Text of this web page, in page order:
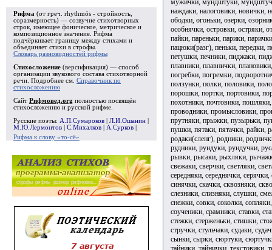
Рифма (от греч. rhythmós - стройность,
соразмерность) — созвучие стихотворных
строк, имеющее фоническое, метрическое и
композиционное значение. Рифма
подчёркивает границу между стихами и
объединяет стихи в строфы
Словарь разновидностей рифмы
Стихосложение (версификация) — способ
организации звукового состава стихотворной
речи. Подробнее см. Справочник по
стихосложению
Сайт Рифмовед.org полностью посвящён
стихосложению и русской рифме.
Русские поэты: А.П.Сумароков Л.И.Ошанин
М.Ю.Лермонтов
С.Михалков А.Сурков
Рифма к слову «то-сё»
наждаки, налоговики, новички,
ободки, огоньки, озерки,
особнячки, островки, остряки,
пайки, пареньки, парики,
пацюки(разг), пеньки, передки,
петушки, печники, пиджаки,
плавники, плавнички,
погребки, погремки,
ползунки, полки, половики,
порошки, портки, портовики,
похотники, почтовики,
проводники, промысловики,
прутняки, прыжки, пузырьки,
пушки, пятаки, пятачки, райки,
родаки(сленг), родники,
рудники, рундуки, рундучки,
рывки, рысаки, рыхляки,
свежаки, сверчки, светляки,
середняки, середнячки,
синячки, скачки, сквозняки,
слезники, слизняки, слушки,
снежки, совки, соколки,
соученики, срамники, ставки,
стежки, стерженьки, стишки,
стручки, стульчаки, судаки,
сынки, сырки, сюртуки,
тайники, тайнички, текстовики,